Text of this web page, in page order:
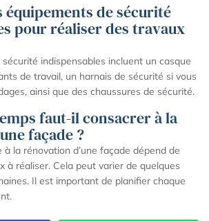
équipements de sécurité
pour réaliser des travaux
indispensables incluent un casque
de travail, un harnais de sécurité si vous
ainsi que des chaussures de sécurité.
faut-il consacrer à la
façade ?
la rénovation d’une façade dépend de
à réaliser. Cela peut varier de quelques
Il est important de planifier chaque